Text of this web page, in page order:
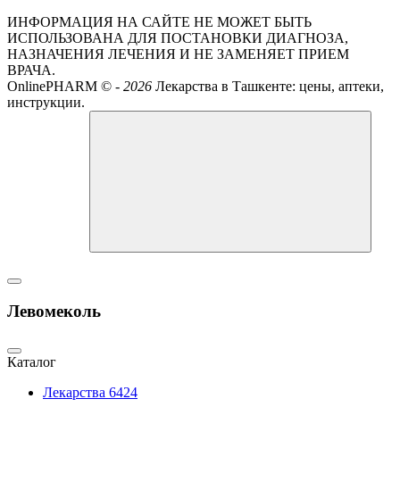
ИНФОРМАЦИЯ НА САЙТЕ НЕ МОЖЕТ БЫТЬ
ИСПОЛЬЗОВАНА ДЛЯ ПОСТАНОВКИ ДИАГНОЗА,
НАЗНАЧЕНИЯ ЛЕЧЕНИЯ И НЕ ЗАМЕНЯЕТ ПРИЕМ
ВРАЧА.
OnlinePHARM © - 2026 Лекарства в Ташкенте: цены, аптеки,
инструкции.
Левомеколь
Каталог
Лекарства 6424